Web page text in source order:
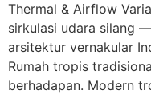
Thermal & Airflow
sirkulasi udara silang
arsitektur vernakular
Rumah tropis
berhadapan. Modern